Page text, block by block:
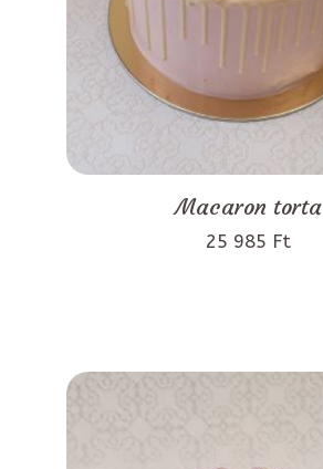
Macaron torta
25 985 Ft